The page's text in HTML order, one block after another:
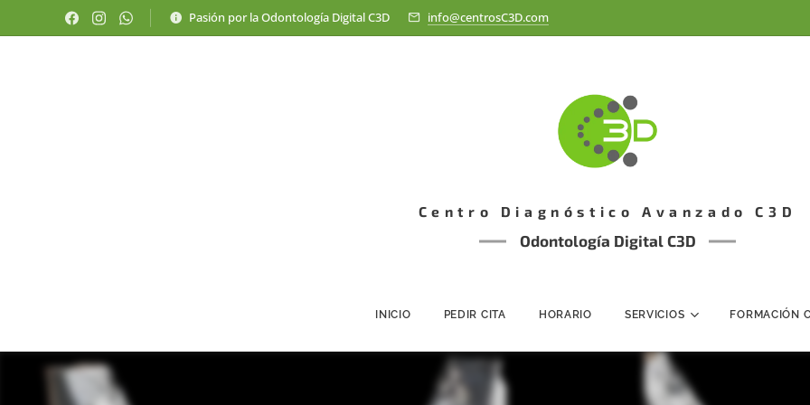
Pasión por la Odontología Digital C3D info@centrosC3D.com
Centro Diagnóstico Avanzado C3D
Odontología Digital C3D
INICIO PEDIR CITA HORARIO SERVICIOS FORMACIÓN